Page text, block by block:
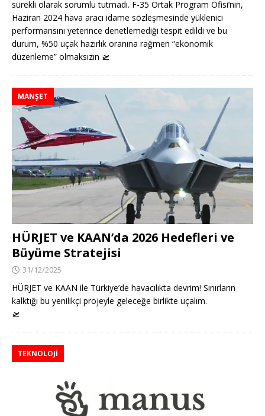
sürekli olarak sorumlu tutmadı. F-35 Ortak Program Ofisi’nin,
Haziran 2024 hava aracı idame sözleşmesinde yüklenici
performansını yeterince denetlemediği tespit edildi ve bu
durum, %50 uçak hazırlık oranına rağmen “ekonomik
düzenleme” olmaksızın 🛫
MANŞET
HÜRJET ve KAAN’da 2026 Hedefleri ve
Büyüme Stratejisi
31/12/2025
HÜRJET ve KAAN ile Türkiye’de havacılıkta devrim! Sınırların
kalktığı bu yenilikçi projeyle geleceğe birlikte uçalım.
🛫
TEKNOLOJI